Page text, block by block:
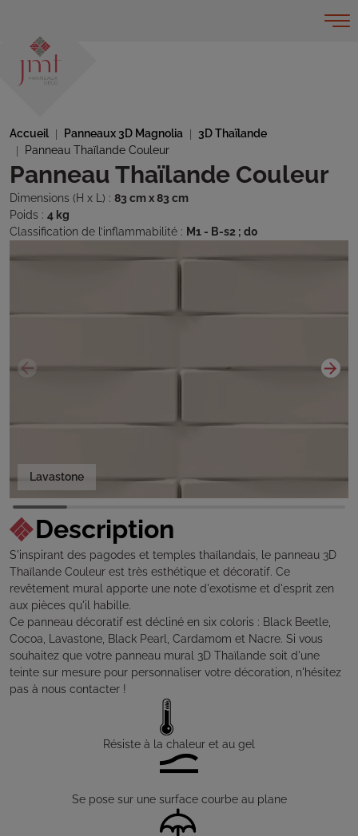
Accueil Panneaux 3D Magnolia
3D Thaïlande
Panneau Thaïlande Couleur
Panneau Thaïlande Couleur
Dimensions (H x L) : 83 cm x 83 cm
Poids : 4 kg
Classification de l’inflammabilité : M1 - B-s2 ; d0
Cardamom
Description
S'inspirant des pagodes et temples thaïlandais, le panneau 3D
Thaïlande Couleur est très esthétique et décoratif. Ce
revêtement mural apporte une note d'exotisme et d'esprit zen
aux pièces qu'il habille.
Ce panneau décoratif est décliné en six coloris : Black Beetle,
Cocoa, Lavastone, Black Pearl, Cardamom et Nacre. Si vous
souhaitez que votre panneau mural 3D Thaïlande soit d'une
teinte sur mesure pour personnaliser votre décoration, n'hésitez
pas à nous contacter !
Résiste à la chaleur et au gel
Se pose sur une surface courbe au plane